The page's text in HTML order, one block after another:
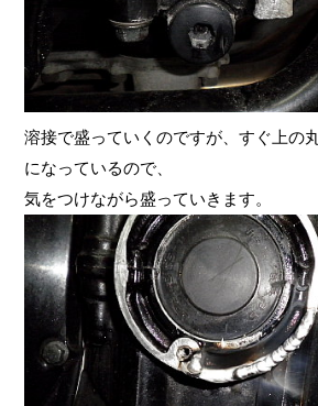
溶接で盛っていくのですが、すぐ上の
になっているので、
気をつけながら盛っていきます。